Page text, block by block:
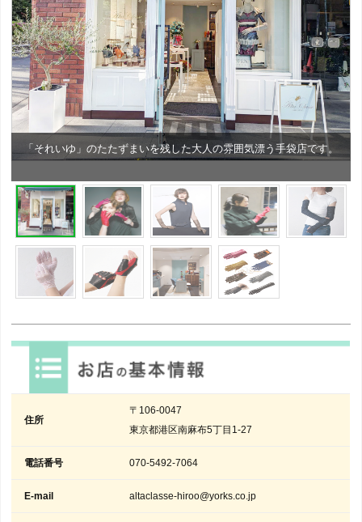
「それいゆ」のたたずまいを残した大人の雰囲気漂う手袋店です。
住所
〒106-0047
東京都港区南麻布5丁目1-27
電話番号 070-5492-7064
E-mail altaclasse-hiroo@yorks.co.jp